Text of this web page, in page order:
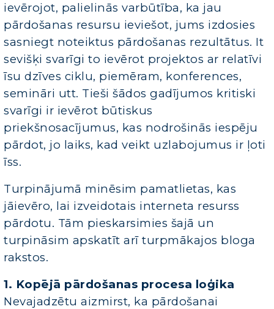
ievērojot, palielinās varbūtība, ka jau
pārdošanas resursu ieviešot, jums izdosies
sasniegt noteiktus pārdošanas rezultātus. It
sevišķi svarīgi to ievērot projektos ar relatīvi
īsu dzīves ciklu, piemēram, konferences,
semināri utt. Tieši šādos gadījumos kritiski
svarīgi ir ievērot būtiskus
priekšnosacījumus, kas nodrošinās iespēju
pārdot, jo laiks, kad veikt uzlabojumus ir ļoti
īss.
Turpinājumā minēsim pamatlietas, kas
jāievēro, lai izveidotais interneta resurss
pārdotu. Tām pieskarsimies šajā un
turpināsim apskatīt arī turpmākajos bloga
rakstos.
1. Kopējā pārdošanas procesa loģika
Nevajadzētu aizmirst, ka pārdošanai